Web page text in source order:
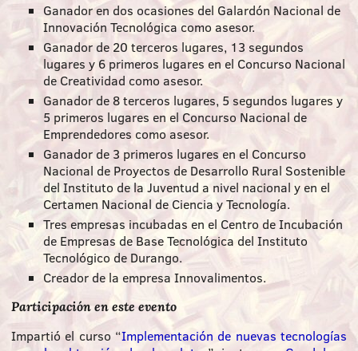
Ganador en dos ocasiones del Galardón Nacional de
Innovación Tecnológica como asesor.
Ganador de 20 terceros lugares, 13 segundos
lugares y 6 primeros lugares en el Concurso Nacional
de Creatividad como asesor.
Ganador de 8 terceros lugares, 5 segundos lugares y
5 primeros lugares en el Concurso Nacional de
Emprendedores como asesor.
Ganador de 3 primeros lugares en el Concurso
Nacional de Proyectos de Desarrollo Rural Sostenible
del Instituto de la Juventud a nivel nacional y en el
Certamen Nacional de Ciencia y Tecnología.
Tres empresas incubadas en el Centro de Incubación
de Empresas de Base Tecnológica del Instituto
Tecnológico de Durango.
Creador de la empresa Innovalimentos.
Participación en este evento
Impartió el curso “Implementación de nuevas tecnologías